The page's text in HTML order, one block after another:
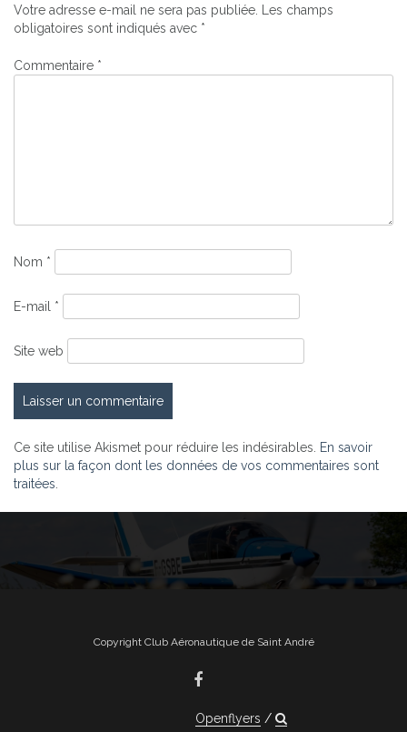
l’article
Votre adresse e-mail ne sera pas publiée. Les champs
obligatoires sont indiqués avec *
Commentaire *
Nom *
E-mail *
Site web
Ce site utilise Akismet pour réduire les indésirables. En savoir
plus sur la façon dont les données de vos commentaires sont
traitées
Copyright Club Aéronautique de Saint André
Openflyers